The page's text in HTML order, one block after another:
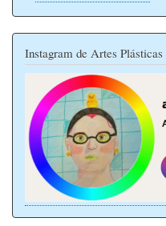
Instagram de Artes Plásticas